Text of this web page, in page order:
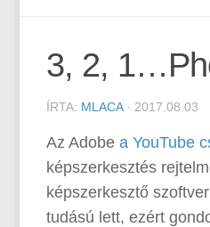
3, 2,
ÍRTA: MLACA· 2017.08.03
Az Adobe a YouTube
képszerkesztés
képszerkesztő
tudású lett, ezért